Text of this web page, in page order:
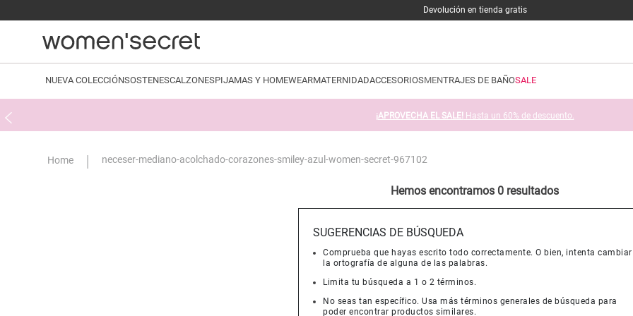
Devolución en tienda gratis
NUEVA COLECCIÓNSOSTENESCALZONESPIJAMAS Y HOMEWEARMATERNIDADACCESORIOSMENTRAJES DE BAÑOSALE
¡APROVECHA EL SALE! Hasta un 60% de descuento.
neceser-mediano-acolchado-corazones-smiley-azul-women-secret-967102
Hemos encontramos 0 resultados
SUGERENCIAS DE BÚSQUEDA
Comprueba que hayas escrito todo correctamente. O bien, intenta cambiar
la ortografía de alguna de las palabras.
Limita tu búsqueda a 1 o 2 términos.
No seas tan específico. Usa más términos generales de búsqueda para
poder encontrar productos similares.